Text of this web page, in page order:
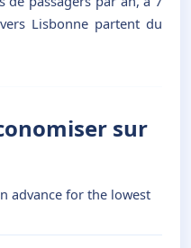
Lisbonne partent du
sur
advance for the lowest